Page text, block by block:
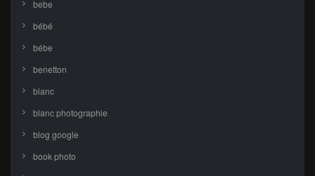
bebe
bébé
bébe
benetton
blanc
blanc photographie
blog google
book photo